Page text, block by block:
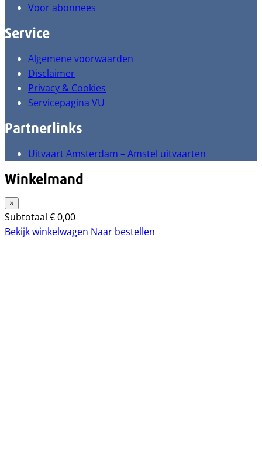
Voor abonnees
Service
Algemene voorwaarden
Disclaimer
Privacy & Cookies
Servicepagina VU
Partnerlinks
Uitvaart Amsterdam – Amstel uitvaarten
Winkelmand
×
Subtotaal €0,00
Bekijk winkelwagen Naar bestellen